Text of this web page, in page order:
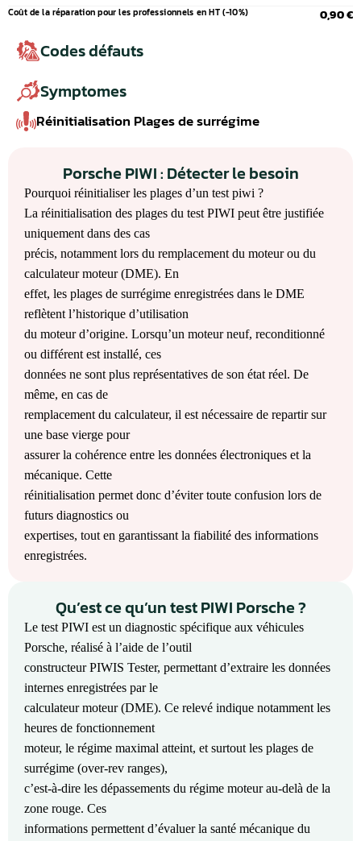
Coût de la réparation pour les professionnels en HT (-10%) 0,90 €
Codes défauts
Symptomes
Réinitialisation Plages de surrégime
Porsche PIWI : Détecter le besoin
Pourquoi réinitialiser les plages d’un test piwi ?
La réinitialisation des plages du test PIWI peut être justifiée
uniquement dans des cas
précis, notamment lors du remplacement du moteur ou du
calculateur moteur (DME). En
effet, les plages de surrégime enregistrées dans le DME
reflètent l’historique d’utilisation
du moteur d’origine. Lorsqu’un moteur neuf, reconditionné
ou différent est installé, ces
données ne sont plus représentatives de son état réel. De
même, en cas de
remplacement du calculateur, il est nécessaire de repartir sur
une base vierge pour
assurer la cohérence entre les données électroniques et la
mécanique. Cette
réinitialisation permet donc d’éviter toute confusion lors de
futurs diagnostics ou
expertises, tout en garantissant la fiabilité des informations
enregistrées.
Qu’est ce qu’un test PIWI Porsche ?
Le test PIWI est un diagnostic spécifique aux véhicules
Porsche, réalisé à l’aide de l’outil
constructeur PIWIS Tester, permettant d’extraire les données
internes enregistrées par le
calculateur moteur (DME). Ce relevé indique notamment les
heures de fonctionnement
moteur, le régime maximal atteint, et surtout les plages de
surrégime (over-rev ranges),
c’est-à-dire les dépassements du régime moteur au-delà de la
zone rouge. Ces
informations permettent d’évaluer la santé mécanique du